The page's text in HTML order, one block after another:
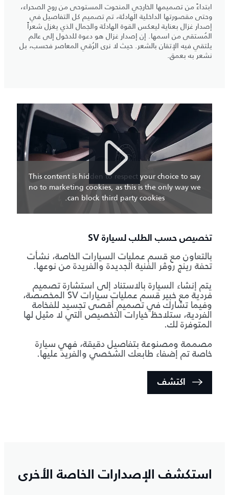
ابتداءً من تصميمها الخارجي المنحوت المستوحى من روح الصحراء،
وحتى مقصورتها الداخلية الهادئة، تم تصميم كل التفاصيل في
إصدار غزال بعناية ليعكس القوة الهادئة والجمال الذي يغزل شعراً
المُستقى من اسمها. إن إصدار غزال هو دعوة للدخول إلى عالم
يلتقي فيه الإتقان بالشعر. حيث لا نرى الرُقي المعاصر فحسب، بل
نشعر به بعمق.
تخصيص حسب الطلب لسيارة SV
بالتعاون مع قسم عمليات السيارات الخاصة، نشأت
تحفة رينج روڤر الفنية الجديدة والفريدة من نوعها.
يتم إنشاء السيارة بالاستناد إلى استشارة تصميم
فردية مع خبير قسم عمليات سيارات SV المخصصة،
وفيما تشارك في تصميم أقصى تجسيد للفخامة
الفردية، ستلاحظ خيارات التخصيص التي لا مثيل لها
المتوفرة لك.
مصممة ومصنوعة بتفاصيل دقيقة، فهي سيارة
خاصة تم إضفاء طابعك الشخصي والفريد عليها.
اكتشف
This content is hidden to respect your choice to say
no to marketing cookies, as this is the only way we
can block third party cookies.
استكشف الإصدارات الخاصة الأخرى